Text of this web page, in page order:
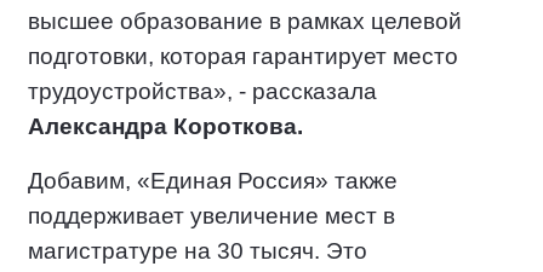
высшее образование в рамках целевой
подготовки, которая гарантирует место
трудоустройства», - рассказала
Александра Короткова.
Добавим, «Единая Россия» также
поддерживает увеличение мест в
магистратуре на 30 тысяч. Это